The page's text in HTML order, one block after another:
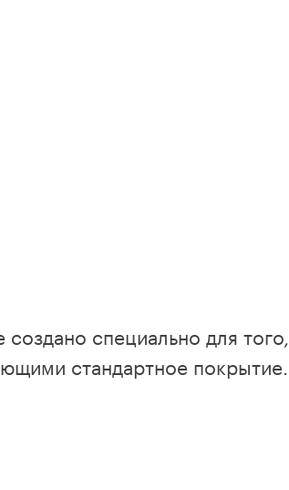
специально для
стандартное покрытие.